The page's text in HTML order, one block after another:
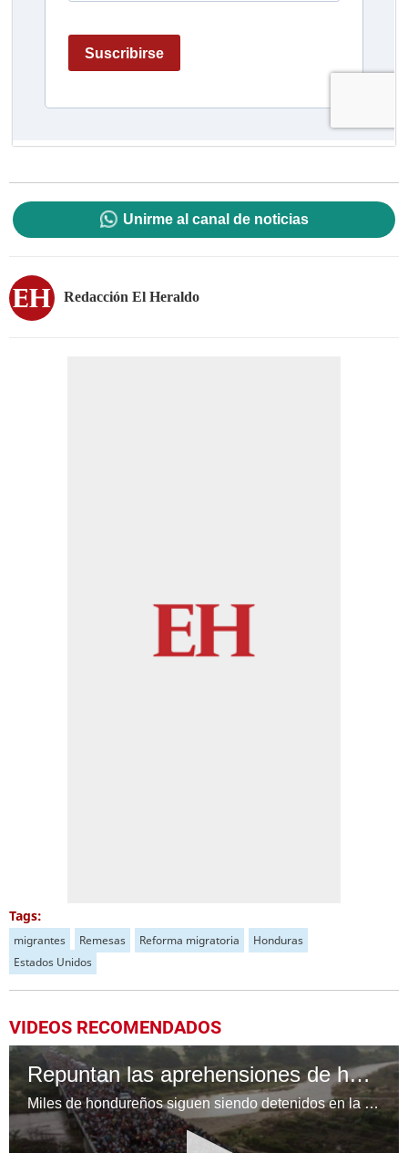
Unirme al canal de noticias
Redacción El Heraldo
Tags:
migrantes Remesas Reforma migratoria
Honduras
Estados Unidos
VIDEOS RECOMENDADOS
Repuntan las aprehensiones de hondureños en Estados Unidos
Miles de hondureños siguen siendo detenidos en la frontera de Estados Unidos en su intento por ingresar de manera ilegal a esa nación.